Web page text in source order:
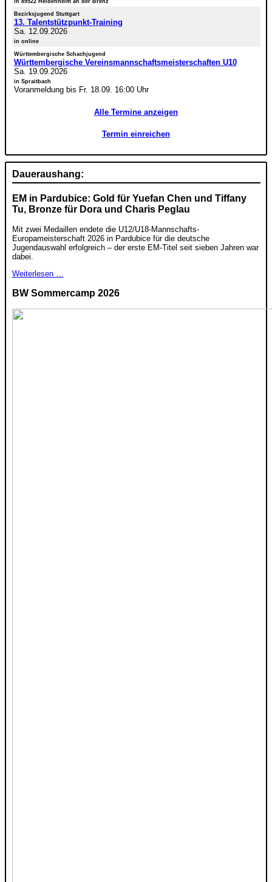
Bezirksjugend Stuttgart
13. Talentstützpunkt-Training
Sa. 12.09.2026
in online
Württembergische Schachjugend
Württembergische Vereinsmannschaftsmeisterschaften U10
Sa. 19.09.2026
in Spraitbach
Voranmeldung bis Fr. 18.09. 16:00 Uhr
Alle Termine anzeigen
Termin einreichen
Daueraushang:
EM in Pardubice: Gold für Yuefan Chen und Tiffany
Tu, Bronze für Dora und Charis Peglau
Mit zwei Medaillen endete die U12/U18-Mannschafts-
Europameisterschaft 2026 in Pardubice für die deutsche
Jugendauswahl erfolgreich – der erste EM-Titel seit sieben Jahren war
dabei.
Weiterlesen …
BW Sommercamp 2026